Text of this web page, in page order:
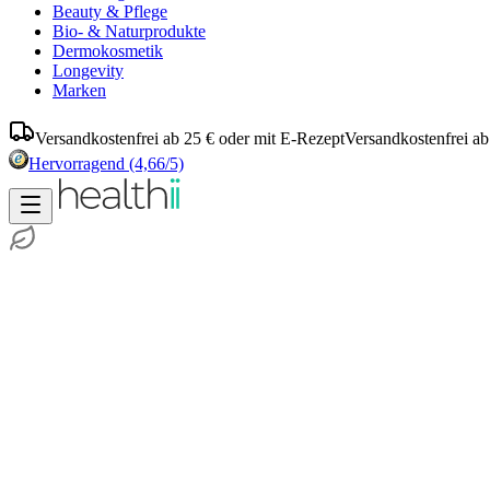
Beauty & Pflege
Bio- & Naturprodukte
Dermokosmetik
Longevity
Marken
Versandkostenfrei ab 25 € oder mit E-RezeptVersandkostenfrei
Hervorragend (4,66/5)